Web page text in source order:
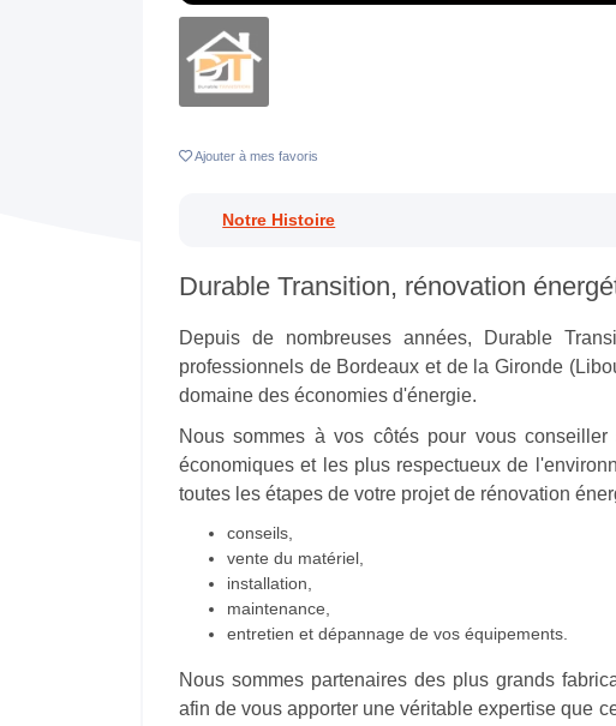
Ajouter à mes favoris
Notre Histoire
Durable Transition, rénovation
Depuis de nombreuses années, Durable
professionnels de Bordeaux et de la Gironde
domaine des économies d'énergie.
Nous sommes à vos côtés pour vous
économiques et les plus respectueux de
toutes les étapes de votre projet de rénovation
conseils,
vente du matériel,
installation,
maintenance,
entretien et dépannage de vos équipements.
Nous sommes partenaires des plus grands
afin de vous apporter une véritable expertise que